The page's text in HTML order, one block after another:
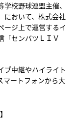
校野球連盟主催、
において、株式会社
ージ上で運営するイ
「センバツＬＩＶ
ブ中継やハイライト
マートフォンから大